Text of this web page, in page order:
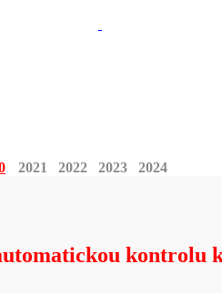
2021 2022 2023
2024
kontrolu